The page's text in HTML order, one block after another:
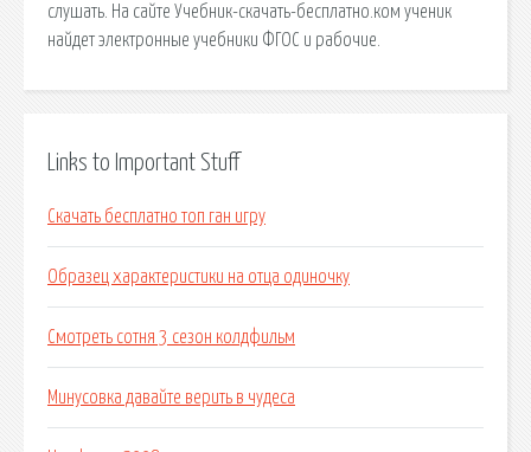
слушать. На сайте Учебник-скачать-бесплатно.ком ученик
найдет электронные учебники ФГОС и рабочие.
Links to Important Stuff
Скачать бесплатно топ ган игру
Образец характеристики на отца одиночку
Смотреть сотня 3 сезон колдфильм
Минусовка давайте верить в чудеса